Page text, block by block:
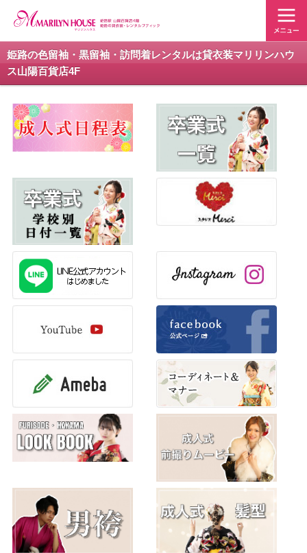
姫路の色留袖・黒留袖・訪問着レンタルは貸衣装マリリンハウ
ス山陽百貨店4F